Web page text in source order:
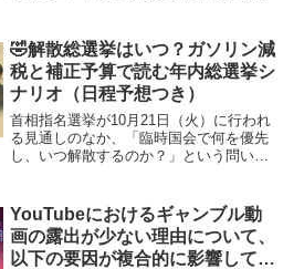
立たされるのは、連立与党入りした日本
維新の会。野党時代に...
🤣解散総選挙はいつ？ガソリン減
税と補正予算で読む年内総選挙シ
ナリオ（日程予想つき）
首相指名選挙が10月21日（火）に行われ
る見通しのなか、「臨時国会で何を優先
し、いつ解散するのか？」という問いが
税）は与野党で骨格合意があるとされ、
短期成立が視野に入る...
YouTubeにおけるギャンブル動
画の露出が少ない理由について、
以下の要因が複合的に影響してい